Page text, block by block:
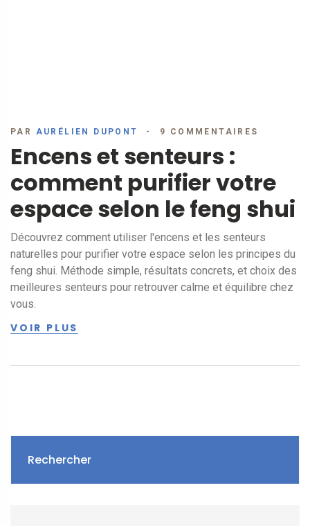
PAR AURÉLIEN DUPONT 9 COMMENTAIRES
Encens et senteurs :
comment purifier votre
espace selon le feng shui
Découvrez comment utiliser l'encens et les senteurs
naturelles pour purifier votre espace selon les principes du
feng shui. Méthode simple, résultats concrets, et choix des
meilleures senteurs pour retrouver calme et équilibre chez
vous.
VOIR PLUS
Rechercher